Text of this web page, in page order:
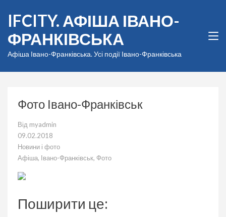
вмісту
(натисніть
Enter)
IFCITY. АФІША ІВАНО-
ФРАНКІВСЬКА
Афіша Івано-Франківська. Усі події Івано-Франківська
Фото Івано-Франківськ
Від myadmin
09.02.2018
Новини і фото
Афіша, Івано-Франківськ, Фото
Поширити це: